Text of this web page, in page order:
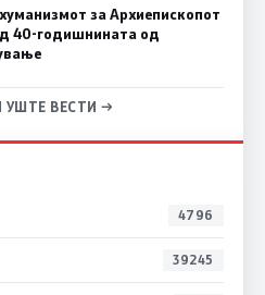
за Архиепископот
40-годишнината од
УШТЕ ВЕСТИ →
4796
39245